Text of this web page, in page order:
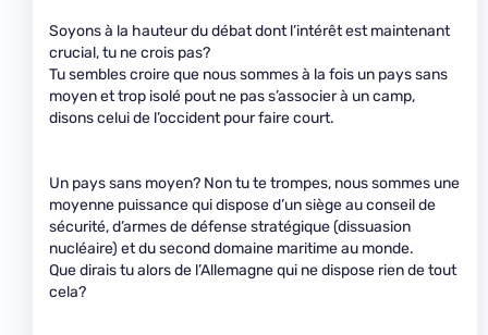
Soyons à la hauteur du débat dont l’intérêt est maintenant
crucial, tu ne crois pas?
Tu sembles croire que nous sommes à la fois un pays sans
moyen et trop isolé pout ne pas s’associer à un camp,
disons celui de l’occident pour faire court.
Un pays sans moyen? Non tu te trompes, nous sommes une
moyenne puissance qui dispose d’un siège au conseil de
sécurité, d’armes de défense stratégique (dissuasion
nucléaire) et du second domaine maritime au monde.
Que dirais tu alors de l’Allemagne qui ne dispose rien de tout
cela?